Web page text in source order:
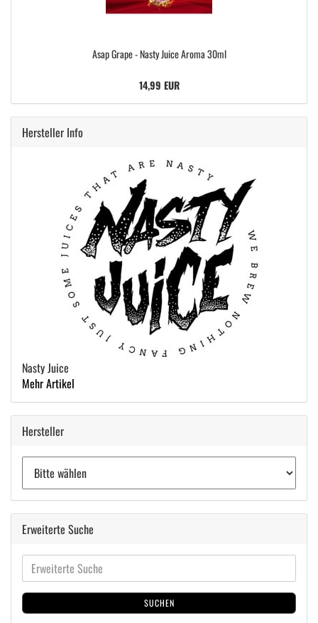
Asap Grape - Nasty Juice Aroma 30ml
14,99 EUR
Hersteller Info
Nasty Juice
Mehr Artikel
Hersteller
Erweiterte Suche
SUCHEN